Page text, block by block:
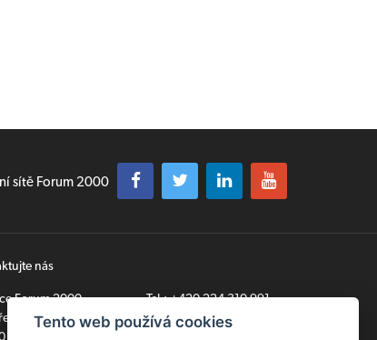
sítě Forum 2000
nás
Forum 2000
6
Praha 1
Tel.:+420 224 310 991
secretariat@forum2000.cz
Tento web používá cookies